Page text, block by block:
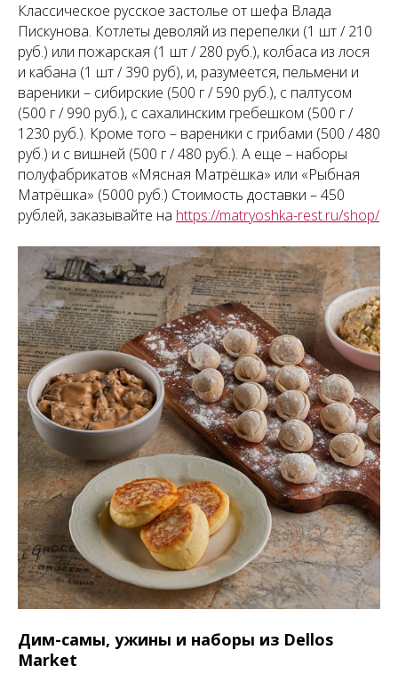
Классическое русское застолье от шефа Влада
Пискунова. Котлеты деволяй из перепелки (1 шт / 210
руб.) или пожарская (1 шт / 280 руб.), колбаса из лося
и кабана (1 шт / 390 руб), и, разумеется, пельмени и
вареники – сибирские (500 г / 590 руб.), с палтусом
(500 г / 990 руб.), с сахалинским гребешком (500 г /
1230 руб.). Кроме того – вареники с грибами (500 / 480
руб.) и с вишней (500 г / 480 руб.). А еще – наборы
полуфабрикатов «Мясная Матрёшка» или «Рыбная
Матрёшка» (5000 руб.) Стоимость доставки – 450
рублей, заказывайте на https://matryoshka-rest.ru/shop/
Дим-самы, ужины и наборы из Dellos
Market